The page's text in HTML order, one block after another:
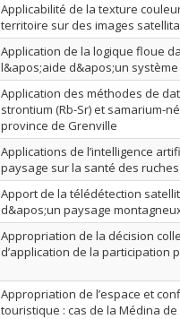
Applicabilité de la texture
territoire sur des images
Application de la logique floue
l&apos;aide d&apos;un
Application des méthodes de
strontium (Rb-Sr) et samarium-
province de Grenville
Applications de l’intelligence
paysage sur la santé des ruches
Apport de la télédétection
d&apos;un paysage
Appropriation de la décision
d’application de la participation
Appropriation de l’espace et
touristique : cas de la Médina